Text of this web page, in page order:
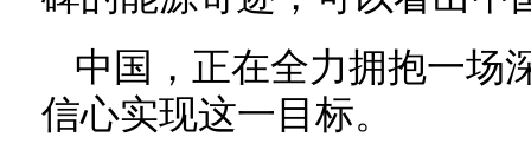
中国，正在全力拥抱一场
信心实现这一目标。